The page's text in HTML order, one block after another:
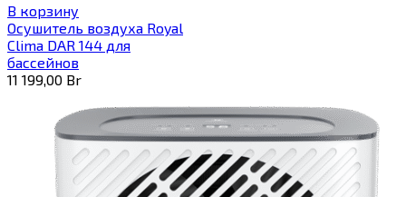
В корзину
Осушитель воздуха Royal
Clima DAR 144 для
бассейнов
11 199,00 Br